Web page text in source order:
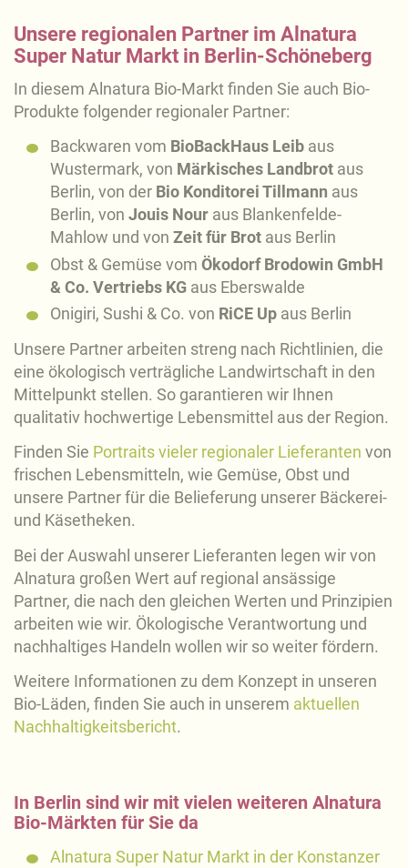
Unsere regionalen Partner im Alnatura
Super Natur Markt in Berlin-Schöneberg
In diesem Alnatura Bio-Markt finden Sie auch Bio-
Produkte folgender regionaler Partner:
Backwaren vom BioBackHaus Leib aus
Wustermark, von Märkisches Landbrot aus
Berlin, von der Bio Konditorei Tillmann aus
Berlin, von Jouis Nour aus Blankenfelde-
Mahlow und von Zeit für Brot aus Berlin
Obst & Gemüse vom Ökodorf Brodowin GmbH
& Co. Vertriebs KG aus Eberswalde
Onigiri, Sushi & Co. von RiCE Up aus Berlin
Unsere Partner arbeiten streng nach Richtlinien, die
eine ökologisch verträgliche Landwirtschaft in den
Mittelpunkt stellen. So garantieren wir Ihnen
qualitativ hochwertige Lebensmittel aus der Region.
Finden Sie Portraits vieler regionaler Lieferanten von
frischen Lebensmitteln, wie Gemüse, Obst und
unsere Partner für die Belieferung unserer Bäckerei-
und Käsetheken.
Bei der Auswahl unserer Lieferanten legen wir von
Alnatura großen Wert auf regional ansässige
Partner, die nach den gleichen Werten und Prinzipien
arbeiten wie wir. Ökologische Verantwortung und
nachhaltiges Handeln wollen wir so weiter fördern.
Weitere Informationen zu dem Konzept in unseren
Bio-Läden, finden Sie auch in unserem aktuellen
Nachhaltigkeitsbericht.
In Berlin sind wir mit vielen weiteren Alnatura
Bio-Märkten für Sie da
Alnatura Super Natur Markt in der Konstanzer